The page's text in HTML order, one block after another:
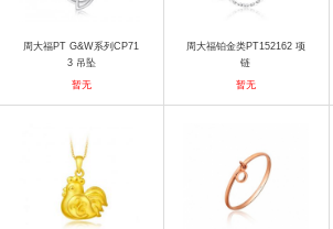
周大福PT G&W系列CP71
3 吊坠
暂无
周大福铂金类PT152162 项
链
暂无